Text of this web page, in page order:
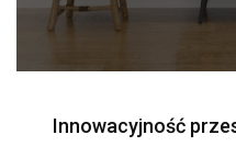
Innowacyjność